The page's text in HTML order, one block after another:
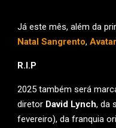
Já este mês, além da
Natal Sangrento,
R.I.P
2025 também será
diretor David Lynch, da
fevereiro), da franquia